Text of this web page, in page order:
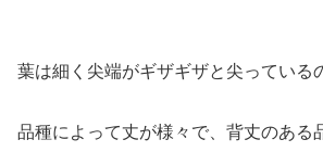
葉は細く尖端がギザギザと尖っている
品種によって丈が様々で、背丈のある